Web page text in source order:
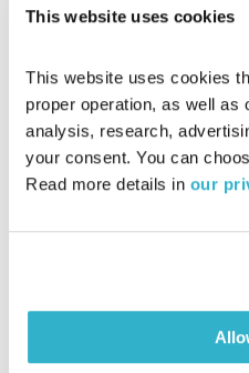
This website uses cookies
This website uses cookies
proper operation, as well as
analysis, research,
your consent. You can
Read more details in our
מחיי השגרה ומשוחחים על